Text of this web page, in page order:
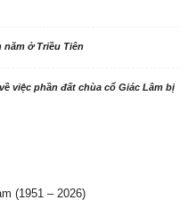
năm ở Triều Tiên
việc phần đất chùa cổ Giác Lâm bị
(1951 – 2026)